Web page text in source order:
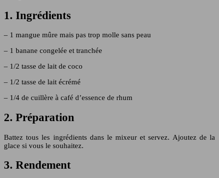
1. Ingrédients
– 1 mangue mûre mais pas trop molle sans peau
– 1 banane congelée et tranchée
– 1/2 tasse de lait de coco
– 1/2 tasse de lait écrémé
– 1/4 de cuillère à café d’essence de rhum
2. Préparation
Battez tous les ingrédients dans le mixeur et servez. Ajoutez de la
glace si vous le souhaitez.
3. Rendement